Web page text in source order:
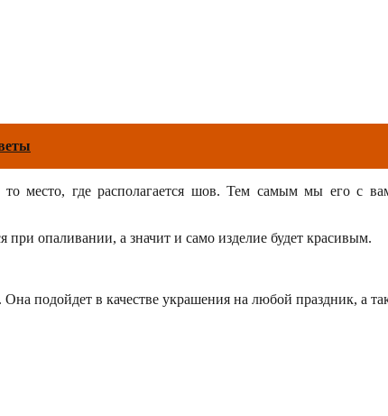
место, где располагается шов. Тем самым мы его с
опаливании, а значит и само изделие будет красивым.
подойдет в качестве украшения на любой праздник, а